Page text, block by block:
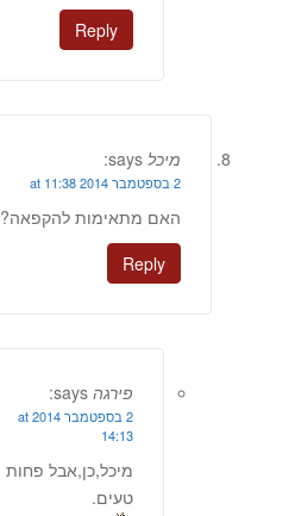
Reply
מיכל says:
2 בספטמבר 2014 at 11:38
האם מתאימות להקפאה?
Reply
פירגה says:
2 בספטמבר 2014 at
14:13
מיכל,כן,אבל פחות
טעים.